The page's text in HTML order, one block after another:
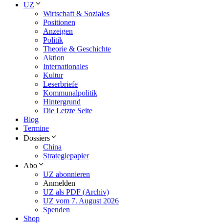
UZ
Wirtschaft & Soziales
Positionen
Anzeigen
Politik
Theorie & Geschichte
Aktion
Internationales
Kultur
Leserbriefe
Kommunalpolitik
Hintergrund
Die Letzte Seite
Blog
Termine
Dossiers
China
Strategiepapier
Abo
UZ abonnieren
Anmelden
UZ als PDF (Archiv)
UZ vom 7. August 2026
Spenden
Shop